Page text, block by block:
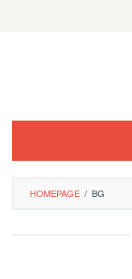
HOMEPAGE / BG